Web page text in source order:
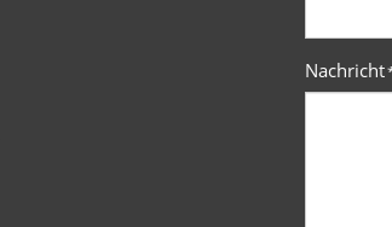
Nachricht